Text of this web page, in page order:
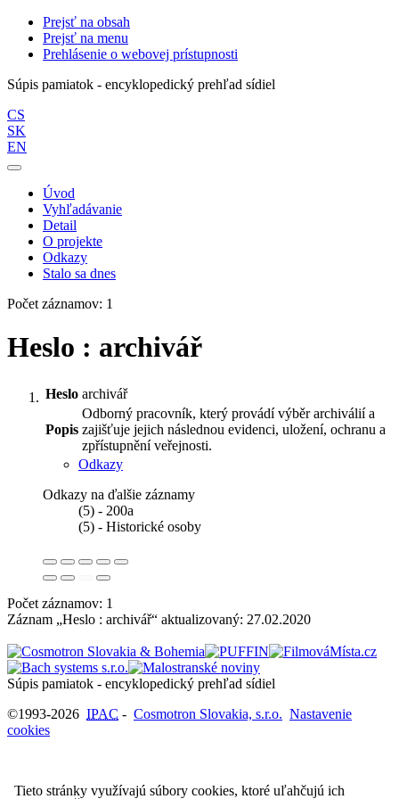
Prejsť na obsah
Prejsť na menu
Prehlásenie o webovej prístupnosti
Súpis pamiatok - encyklopedický prehľad sídiel
CS
SK
EN
Úvod
Vyhľadávanie
Detail
O projekte
Odkazy
Stalo sa dnes
Počet záznamov: 1
Heslo : archivář
Heslo archivář
Popis
Odborný pracovník, který provádí výběr archiválií a
zajišťuje jejich následnou evidenci, uložení, ochranu a
zpřístupnění veřejnosti.
Odkazy
Odkazy na ďalšie záznamy
(5) - 200a
(5) - Historické osoby
Počet záznamov: 1
Záznam „Heslo : archivář“ aktualizovaný: 27.02.2020
Súpis pamiatok - encyklopedický prehľad sídiel
©1993-2026 IPAC - Cosmotron Slovakia, s.r.o. Nastavenie
cookies
Tieto stránky využívajú súbory cookies, ktoré uľahčujú ich